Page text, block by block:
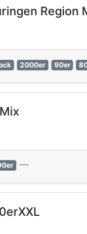
Region
2000er 90er
—